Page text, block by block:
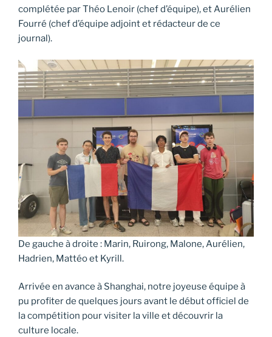
complétée par Théo Lenoir (chef d’équipe), et Aurélien
Fourré (chef d’équipe adjoint et rédacteur de ce
journal).
De gauche à droite : Marin, Ruirong, Malone, Aurélien,
Hadrien, Mattéo et Kyrill.
Arrivée en avance à Shanghai, notre joyeuse équipe à
pu profiter de quelques jours avant le début officiel de
la compétition pour visiter la ville et découvrir la
culture locale.